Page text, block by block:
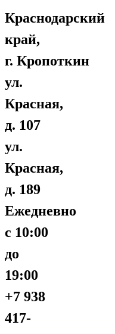
Краснодарский
край,
г. Кропоткин
ул.
Красная,
д. 107
ул.
Красная,
д. 189
Ежедневно
с 10:00
до
19:00
+7 938
417-